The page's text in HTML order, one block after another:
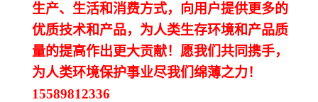
生产、生活和消费方式，向用户提供更多的
优质技术和产品，为人类生存环境和产品质
量的提高作出更大贡献！愿我们共同携手，
为人类环境保护事业尽我们绵薄之力！
15589812336